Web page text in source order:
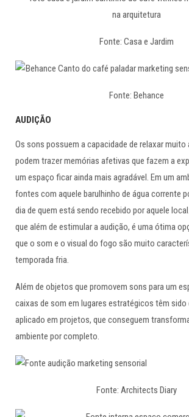
Fonte: Casa e Jardim
Fonte: Behance
AUDIÇÃO
Os sons possuem a capacidade de relaxar muito
podem trazer memórias afetivas que fazem a
um espaço ficar ainda mais agradável. Em um
fontes com aquele barulhinho de água corrente
dia de quem está sendo recebido por aquele
que além de estimular a audição, é uma ótima
que o som e o visual do fogo são muito
temporada fria.
Além de objetos que promovem sons para um
caixas de som em lugares estratégicos têm sido
aplicado em projetos, que conseguem
ambiente por completo.
Fonte: Architects Diary